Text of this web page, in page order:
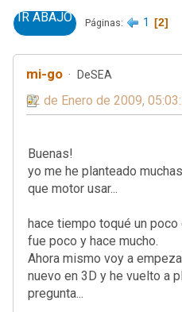
IR ABAJO Páginas 1 2
mi-go DeSEA
02 de Enero de 2009,
Buenas!
yo me he planteado
que motor usar...
hace tiempo toqué un
fue poco y hace mucho.
Ahora mismo voy a
nuevo en 3D y he vuelto a
pregunta...